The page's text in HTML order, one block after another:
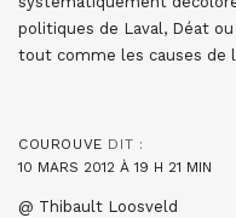
politiques de Laval, Déat
tout comme les causes de
COUROUVE DIT :
10 MARS 2012 À 19 H 21 MIN
@ Thibault Loosveld